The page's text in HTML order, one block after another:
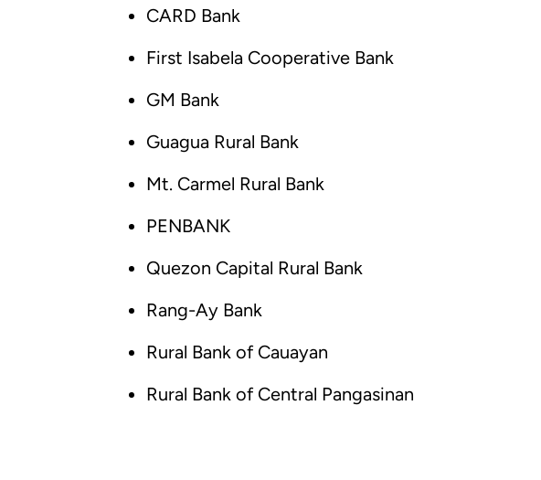
CARD Bank
First Isabela Cooperative Bank
GM Bank
Guagua Rural Bank
Mt. Carmel Rural Bank
PENBANK
Quezon Capital Rural Bank
Rang-Ay Bank
Rural Bank of Cauayan
Rural Bank of Central Pangasinan